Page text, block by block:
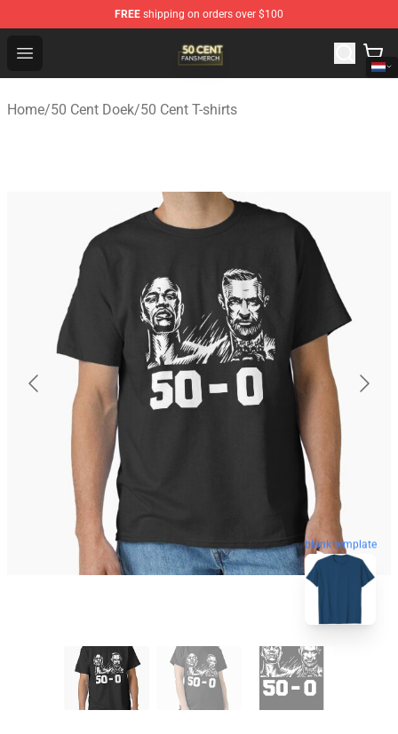
FREE shipping on orders over $100
Open menu
50 Cent Shop - Official 50 Cent Merchandise Store
Home/50 Cent Doek/50 Cent T-shirts
blank template